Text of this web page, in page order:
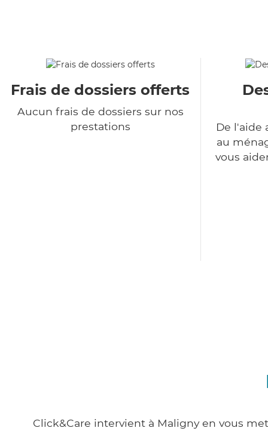
Frais de dossiers offerts
Aucun frais de dossiers sur nos
prestations
De l'aide
au
vous
Click&Care intervient à Maligny en vous